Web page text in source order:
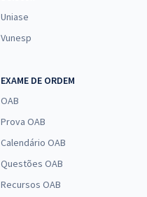
Uniase
Vunesp
EXAME DE ORDEM
OAB
Prova OAB
Calendário OAB
Questões OAB
Recursos OAB